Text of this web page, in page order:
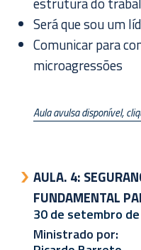
Será que sou um
Comunicar para
microagressões
Aula avulsa disponível,
AULA. 4:
FUNDAMENTAL
30 de setembro
Ministrado por: